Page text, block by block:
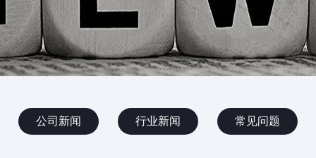
公司新闻 行业新闻 常见问题